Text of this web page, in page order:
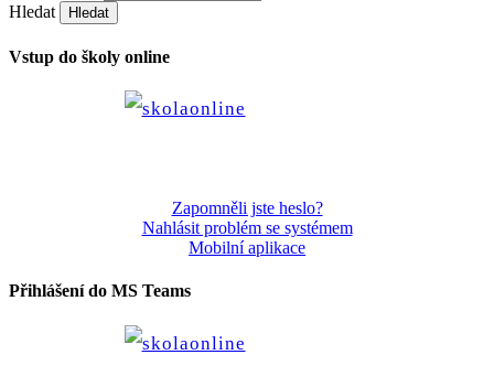
Hledat
Vstup do školy online
Zapomněli jste heslo?
Nahlásit problém se systémem
Mobilní aplikace
Přihlášení do MS Teams